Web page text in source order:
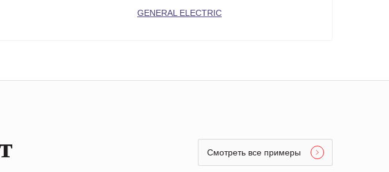
GENERAL ELECTRIC
Смотреть все примеры